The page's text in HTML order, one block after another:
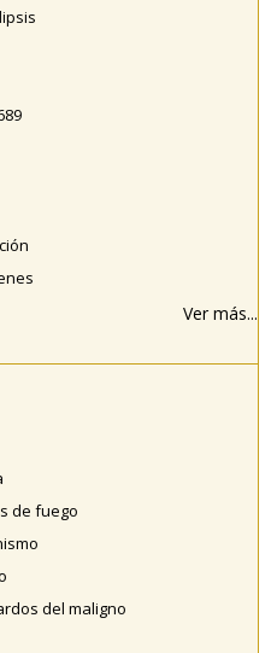
Ver más...
de fuego
del maligno